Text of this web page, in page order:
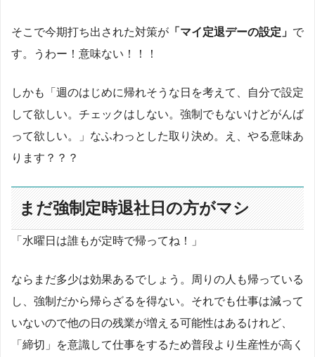
そこで今期打ち出された対策が 「マイ定退デーの設定」 で
す。うわー！意味ない！！！
しかも「週のはじめに帰れそうな日を考えて、自分で設定
して欲しい。チェックはしない。強制でもないけどがんば
って欲しい。」なふわっとした取り決め。え、やる意味あ
ります？？？
まだ強制定時退社日の方がマシ
「水曜日は誰もが定時で帰ってね！」
ならまだ多少は効果あるでしょう。周りの人も帰っている
し、強制だから帰らざるを得ない。それでも仕事は減って
いないので他の日の残業が増える可能性はあるけれど、
「締切」を意識して仕事をするため普段より生産性が高く